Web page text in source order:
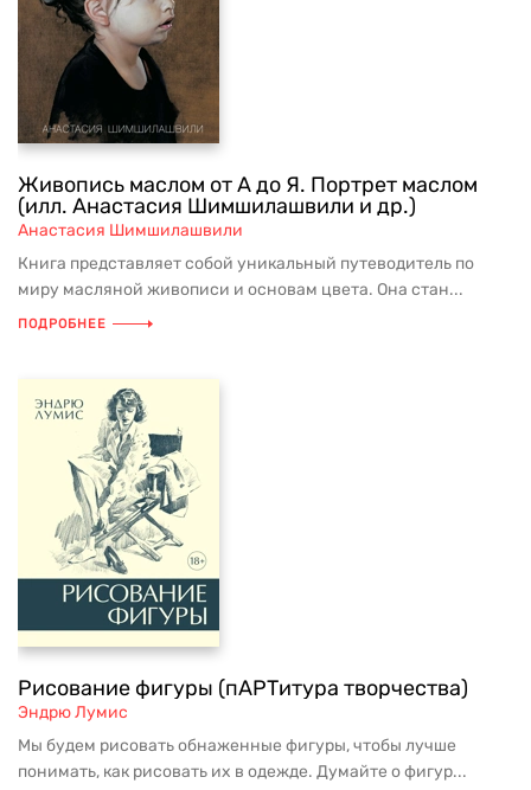
Живопись маслом от А до Я. Портрет маслом
(илл. Анастасия Шимшилашвили и др.)
Анастасия Шимшилашвили
Книга представляет собой уникальный путеводитель по
миру масляной живописи и основам цвета. Она стан...
ПОДРОБНЕЕ
Рисование фигуры (пАРТитура творчества)
Эндрю Лумис
Мы будем рисовать обнаженные фигуры, чтобы лучше
понимать, как рисовать их в одежде. Думайте о фигур...